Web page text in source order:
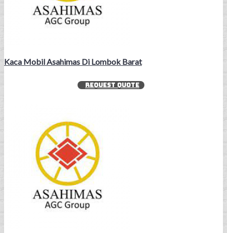
Kaca Mobil Asahimas Di Lombok Barat
REQUEST QUOTE